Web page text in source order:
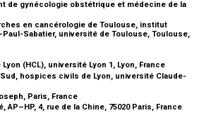
de gynécologie obstétrique et médecine de la
en cancérologie de Toulouse, institut
Sabatier, université de Toulouse, Toulouse,
(HCL), université Lyon 1, Lyon, France
Sud, hospices civils de Lyon, université Claude-
Paris, France
4, rue de la Chine, 75020 Paris, France